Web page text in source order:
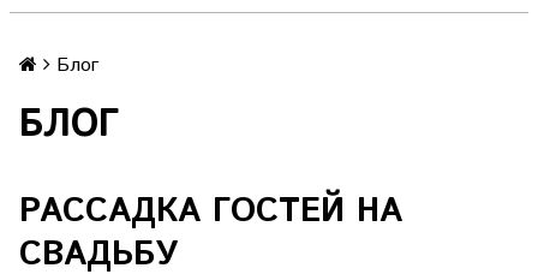
Блог
БЛОГ
РАССАДКА ГОСТЕЙ НА
СВАДЬБУ